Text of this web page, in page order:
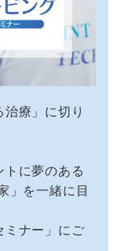
療」に切り
に夢のある
」を一緒に目
ミナー」にご